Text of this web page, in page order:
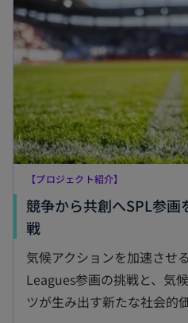
【プロジェクト紹介】
競争から共創へSPL参
戦新
し
タ
気候アクションを加速させ
Leagues参画の挑戦と、気
ツが生み出す新たな社会的